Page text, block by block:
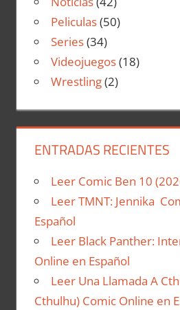
Peliculas(50)
Series(34)
Videojuegos(18)
Wrestling(2)
ENTRADAS RECIENTES
Leer Comic Ben 10
Leer TMNT: Jennika
Español
Leer Black Panther:
Online en Español
Leer Una Llamada A
Cthulhu) Comic Online en